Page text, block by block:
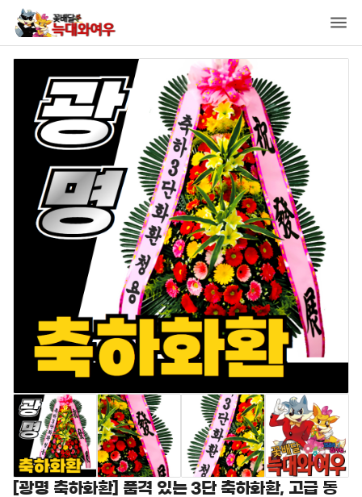
[광명 축하화환] 품격 있는 3단 축하화환, 고급 동